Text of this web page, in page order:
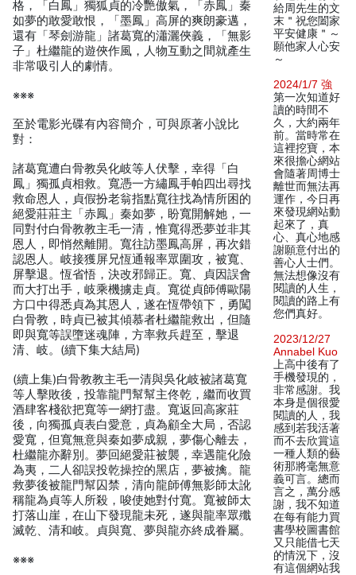
格，「白鳳」獨狐貞的冷艷傲氣，「赤鳳」秦
如夢的敢愛敢恨，「墨鳳」高屏的爽朗豪邁，
還有「琴劍游龍」諸葛寬的瀟灑俠義，「無影
子」杜繼龍的遊俠作風，人物互動之間就產生
非常吸引人的劇情。
※※※
至於電影光碟有內容簡介，可與原著小說比
對：
諸葛寬遭白骨教吳化岐等人伏擊，幸得「白
鳳」獨孤貞相救。寬憑一方繡鳳手帕四出尋找
救命恩人，貞假扮老翁指點寬往找為情所困的
絕愛莊莊主「赤鳳」秦如夢，盼寬開解她，一
同對付白骨教教主毛一清，惟寬得悉夢並非其
恩人，即悄然離開。寬往訪墨鳳高屏，再次錯
認恩人。岐接獲屏兄恆通報率眾圍攻，被寬、
屏擊退。恆省悟，決改邪歸正。寬、貞因誤會
而大打出手，岐乘機擄走貞。寬從貞師傅歐陽
方口中得悉貞為其恩人，遂在恆帶領下，勇闖
白骨教，時貞已被其傾慕者杜繼龍救出，但隨
即與寬等誤墮迷魂陣，方率救兵趕至，擊退
清、岐。(續下集大結局)
(續上集)白骨教教主毛一清與吳化岐被諸葛寬
等人擊敗後，投靠龍門幫幫主佟乾，繼而收買
酒肆客棧欲把寬等一網打盡。寬返回高家莊
後，向獨孤貞表白愛意，貞為顧全大局，否認
愛寬，但寬無意與秦如夢成親，夢傷心離去，
杜繼龍亦辭別。夢回絕愛莊被襲，幸遇龍化險
為夷，二人卻誤投乾操控的黑店，夢被擒。龍
救夢後被龍門幫囚禁，清向龍師傅無影師太訛
稱龍為貞等人所殺，唆使她對付寬。寬被師太
打落山崖，在山下發現龍未死，遂與龍率眾殲
滅乾、清和岐。貞與寬、夢與龍亦終成眷屬。
※※※
給周先生的文
末＂祝您闔家
平安健康＂～
願他家人心安
～
2024/1/7 強
第一次知道好
讀的時間不
久，大約兩年
前。當時常在
這裡挖寶，本
來很擔心網站
會隨著周博士
離世而無法再
運作，今日再
來發現網站動
起來了，真
心、真心地感
謝願意付出的
善心人士們。
無法想像沒有
閱讀的人生，
閱讀的路上有
您們真好。
2023/12/27
Annabel Kuo
上高中後有了
手機發現的，
非常感謝。我
本身是個很愛
閱讀的人，我
感到若我活著
而不去欣賞這
一種人類的藝
術那將毫無意
義可言。總而
言之，萬分感
謝，我不知道
在每有能力買
書學校圖書館
又只能借七天
的情況下，沒
有這個網站我